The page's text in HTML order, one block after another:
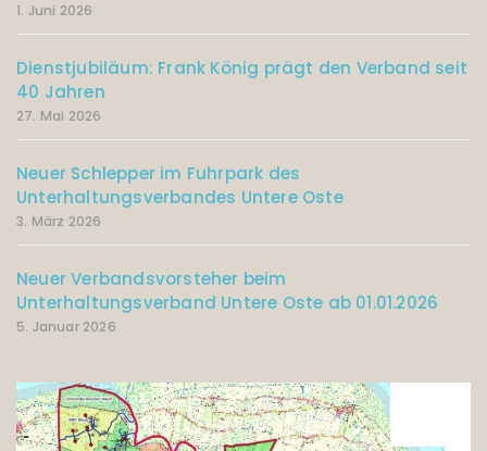
1. Juni 2026
Dienstjubiläum: Frank König prägt den Verband seit
40 Jahren
27. Mai 2026
Neuer Schlepper im Fuhrpark des
Unterhaltungsverbandes Untere Oste
3. März 2026
Neuer Verbandsvorsteher beim
Unterhaltungsverband Untere Oste ab 01.01.2026
5. Januar 2026